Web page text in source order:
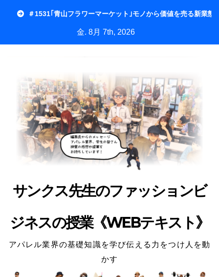
＃1531｢青山フラワーマーケット｣モノから価値を売る新業態
金. 8月 7th, 2026
サンクス先生のファッションビ
ジネスの授業《WEBテキスト》
アパレル業界の基礎知識を学び伝える力をつけ人を動
かす